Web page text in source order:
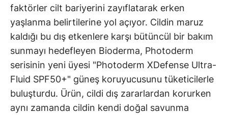
faktörler cilt bariyerini zayıflatarak erken
yaşlanma belirtilerine yol açıyor. Cildin maruz
kaldığı bu dış etkenlere karşı bütüncül bir bakım
sunmayı hedefleyen Bioderma, Photoderm
serisinin yeni üyesi "Photoderm XDefense Ultra-
Fluid SPF50+" güneş koruyucusunu tüketicilerle
buluşturdu. Ürün, cildi dış zararlardan korurken
aynı zamanda cildin kendi doğal savunma